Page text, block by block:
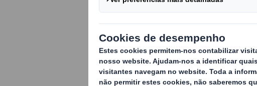
Iberia Packaging Head
(Spain & Portugal)
Avenida del Sol, 13,
Torrejón de Ardoz,
288850, Spain